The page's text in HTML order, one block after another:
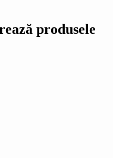
produsele